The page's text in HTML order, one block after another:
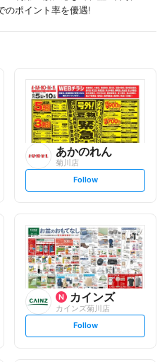
のポイント率を優遇!
あかのれん
菊川店
s
t
l
o
w
Follow
カインズ
カインズ菊川店
s
t
Follow